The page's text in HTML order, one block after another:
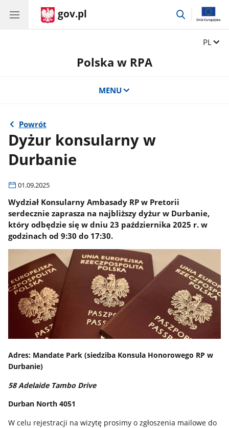
gov.pl
przejdź
Zmień
PL
Polska w RPA
MENU
Powrót
Dyżur konsularny w
Durbanie
01.09.2025
Wydział Konsularny Ambasady RP w Pretorii
serdecznie zaprasza na najbliższy dyżur w Durbanie,
który odbędzie się w dniu 23 października 2025 r. w
godzinach od 9:30 do 17:30.
Adres: Mandate Park (siedziba Konsula Honorowego RP w
Durbanie)
58 Adelaide Tambo Drive
Durban North 4051
W celu rejestracji na wizytę prosimy o zgłoszenia mailowe do